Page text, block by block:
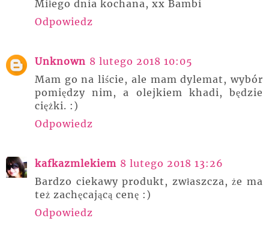
Miłego dnia kochana, xx Bambi
Odpowiedz
Unknown 8 lutego 2018 10:05
Mam go na liście, ale mam dylemat, wybór
pomiędzy nim, a olejkiem khadi, będzie
ciężki. :)
Odpowiedz
kafkazmlekiem 8 lutego 2018 13:26
Bardzo ciekawy produkt, zwłaszcza, że ma
też zachęcającą cenę :)
Odpowiedz